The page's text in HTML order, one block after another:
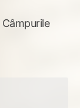
Câmpurile